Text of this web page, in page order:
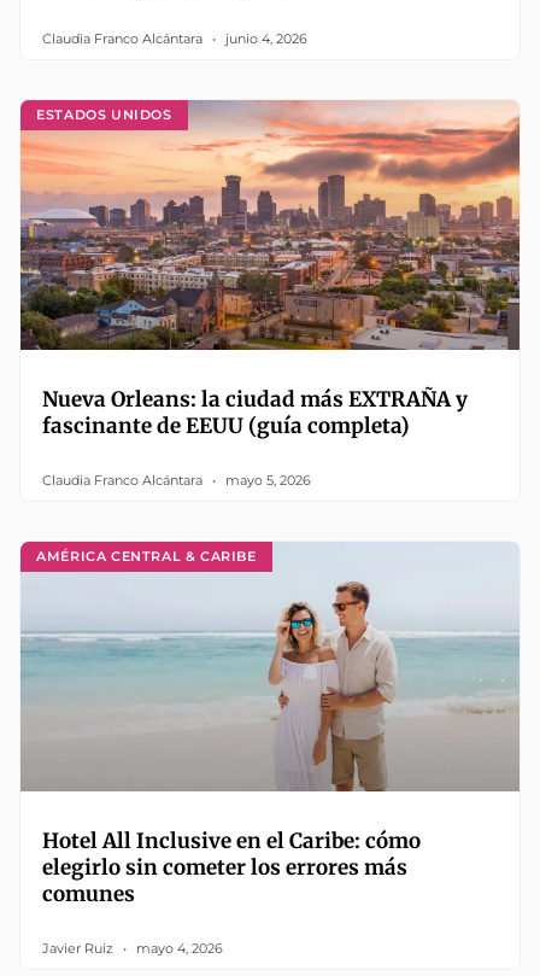
Claudia Franco Alcántara junio 4, 2026
ESTADOS UNIDOS
Nueva Orleans: la ciudad más EXTRAÑA y
fascinante de EEUU (guía completa)
Claudia Franco Alcántara mayo 5, 2026
AMÉRICA CENTRAL & CARIBE
Hotel All Inclusive en el Caribe: cómo
elegirlo sin cometer los errores más
comunes
Javier Ruiz mayo 4, 2026